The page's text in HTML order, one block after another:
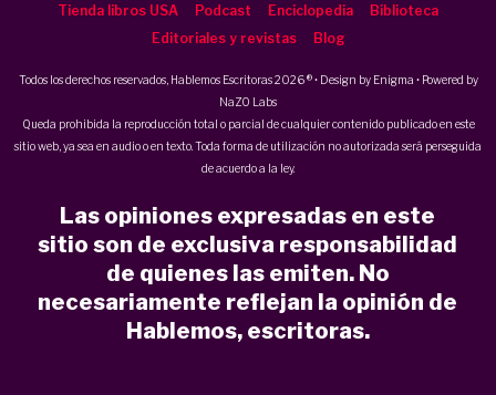
Tienda libros USA Podcast Enciclopedia
Biblioteca
Editoriales y revistas
Blog
Todos los derechos reservados, Hablemos Escritoras 2026 ® • Design by Enigma • Powered by
NaZO Labs
Queda prohibida la reproducción total o parcial de cualquier contenido publicado en este
sitio web, ya sea en audio o en texto. Toda forma de utilización no autorizada será perseguida
de acuerdo a la ley.
Las opiniones expresadas en este
sitio son de exclusiva responsabilidad
de quienes las emiten. No
necesariamente reflejan la opinión de
Hablemos, escritoras.